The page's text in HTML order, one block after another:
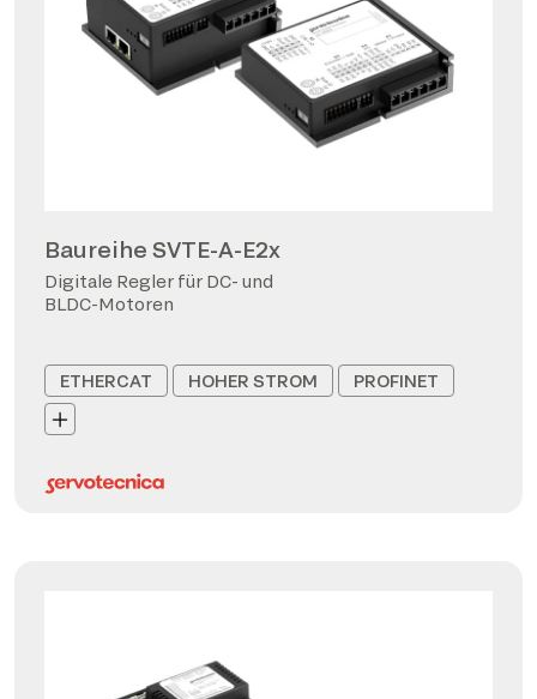
Baureihe SVTE-A-E2x
Digitale Regler für DC- und
BLDC-Motoren
ETHERCAT HOHER STROM PROFINET